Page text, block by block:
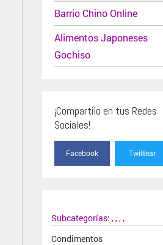
Barrio Chino Online
Alimentos Japoneses
Gochiso
¡Compartilo en tus Redes
Sociales!
Facebook Twittear
Subcategorías:
Condimentos
,,,,